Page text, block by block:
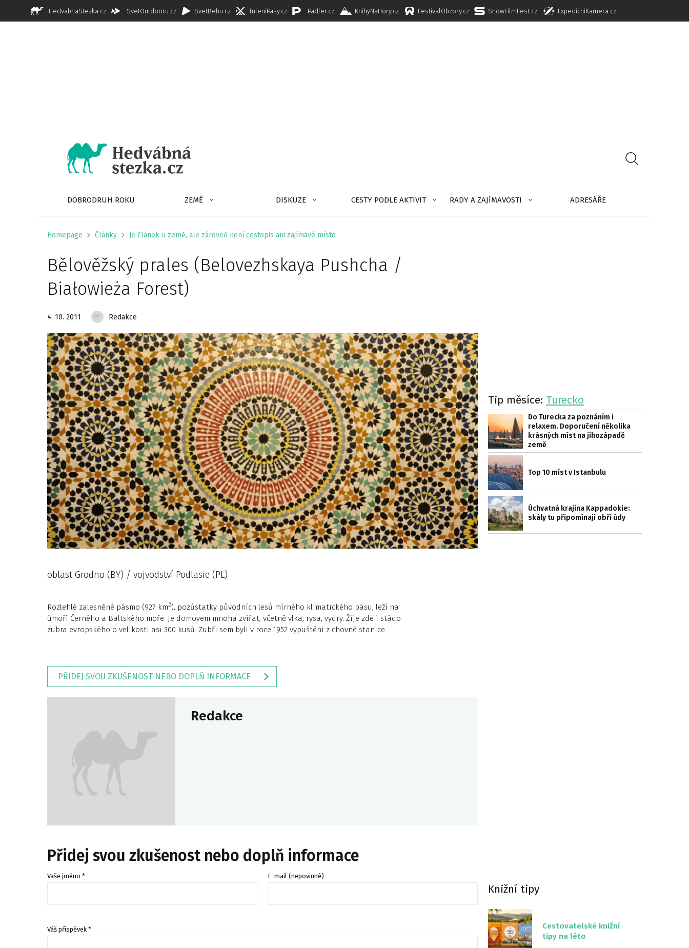
HedvabnaStezka.cz SvetOutdooru.cz SvetBehu.cz TuleniPasy.cz Padler.cz KnihyNaHory.cz FestivalObzory.cz SnowFilmFest.cz ExpedicniKamera.cz
DOBRODRUH ROKU ZEMĚ DISKUZE CESTY PODLE AKTIVIT RADY A ZAJÍMAVOSTI ADRESÁŘE
Homepage Články Je článek u země, ale zároveň není cestopis ani zajímavé místo
Bělověžský prales (Belovezhskaya Pushcha /
Białowieża Forest)
4. 10. 2011 Redakce
oblast Grodno (BY) / vojvodství Podlasie (PL)
Rozlehlé zalesněné pásmo (927 km2), pozůstatky původních lesů mírného klimatického pásu, leží na
úmoří Černého a Baltského moře. Je domovem mnoha zvířat, včetně vlka, rysa, vydry. Žije zde i stádo
zubra evropského o velikosti asi 300 kusů. Zubři sem byli v roce 1952 vypuštěni z chovné stanice.
PŘIDEJ SVOU ZKUŠENOST NEBO DOPLŇ INFORMACE
Redakce
Přidej svou zkušenost nebo doplň informace
Vaše jméno * E-mail (nepovinné)
Váš příspěvek *
Tip měsíce: Turecko
Do Turecka za poznáním i
relaxem. Doporučení několika
krásných míst na jihozápadě
země
Top 10 míst v Istanbulu
Úchvatná krajina Kappadokie:
skály tu připomínají obří údy
Knižní tipy
Cestovatelské knižní
tipy na léto